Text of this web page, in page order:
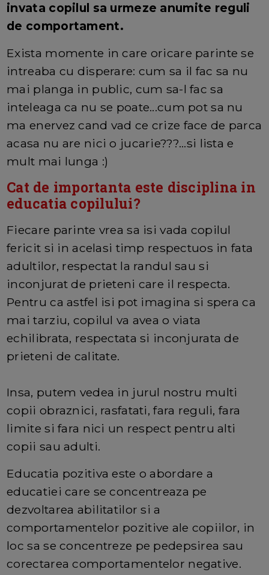
invata copilul sa urmeze anumite reguli
de comportament.
Exista momente in care oricare parinte se
intreaba cu disperare: cum sa il fac sa nu
mai planga in public, cum sa-l fac sa
inteleaga ca nu se poate...cum pot sa nu
ma enervez cand vad ce crize face de parca
acasa nu are nici o jucarie???...si lista e
mult mai lunga :)
Cat de importanta este disciplina in
educatia copilului?
Fiecare parinte vrea sa isi vada copilul
fericit si in acelasi timp respectuos in fata
adultilor, respectat la randul sau si
inconjurat de prieteni care il respecta.
Pentru ca astfel isi pot imagina si spera ca
mai tarziu, copilul va avea o viata
echilibrata, respectata si inconjurata de
prieteni de calitate.
Insa, putem vedea in jurul nostru multi
copii obraznici, rasfatati, fara reguli, fara
limite si fara nici un respect pentru alti
copii sau adulti.
Educatia pozitiva este o abordare a
educatiei care se concentreaza pe
dezvoltarea abilitatilor si a
comportamentelor pozitive ale copiilor, in
loc sa se concentreze pe pedepsirea sau
corectarea comportamentelor negative.